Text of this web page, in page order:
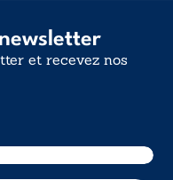
et recevez nos